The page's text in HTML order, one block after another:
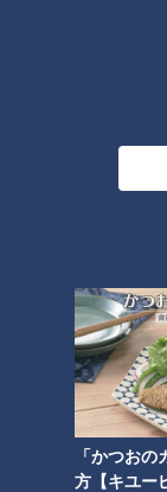
「かつお
方【キユー
聞いたら耳に残
台の登場だった。
初めて屋台ラー
クだったが、そ
て来るのは、夕
ら夜半にかけて
た頃である。チ
にいるのか、町